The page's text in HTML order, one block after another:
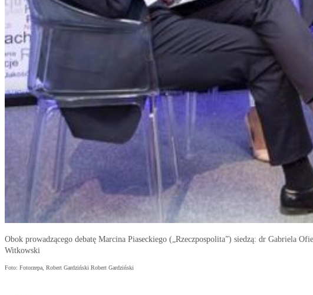
Obok prowadzącego debatę Marcina Piaseckiego („Rzeczpospolita”) siedzą: dr Gabriela
Witkowski
Foto: Fotorzepa, Robert Gardziński Robert Gardziński